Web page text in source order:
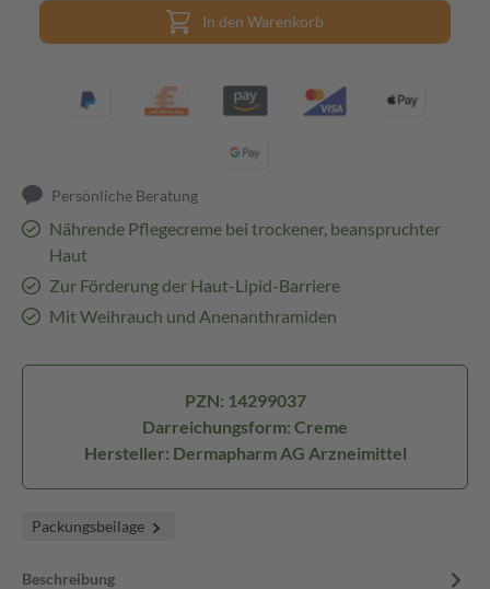
In den Warenkorb
Persönliche Beratung
Nährende Pflegecreme bei trockener, beanspruchter
Haut
Zur Förderung der Haut-Lipid-Barriere
Mit Weihrauch und Anenanthramiden
PZN: 14299037
Darreichungsform: Creme
Hersteller: Dermapharm AG Arzneimittel
Packungsbeilage
Beschreibung